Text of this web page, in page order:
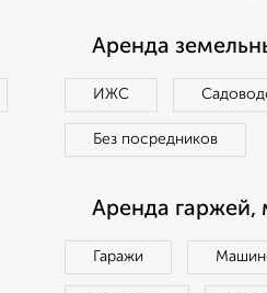
Аренда
ИЖС
Без посредников
Аренда
Гаражи